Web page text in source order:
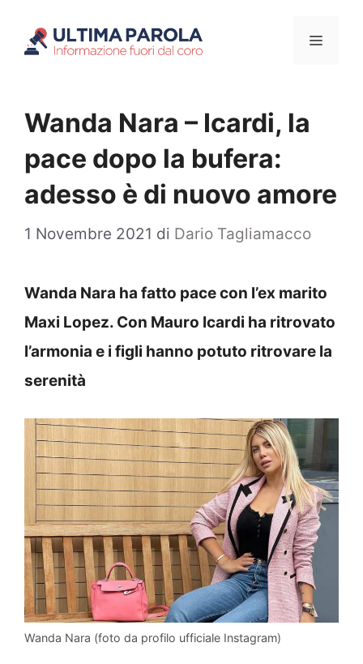
Menu
Wanda Nara – Icardi, la
pace dopo la bufera:
adesso è di nuovo amore
1 Novembre 2021 di Dario Tagliamacco
Wanda Nara ha fatto pace con l’ex marito
Maxi Lopez. Con Mauro Icardi ha ritrovato
l’armonia e i figli hanno potuto ritrovare la
serenità
Wanda Nara (foto da profilo ufficiale Instagram)